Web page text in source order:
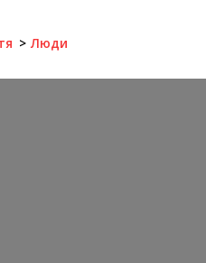
Люди